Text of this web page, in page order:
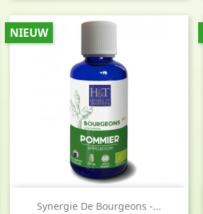
Synergie De Bourgeons -...
NIEUW
Snel bekijken